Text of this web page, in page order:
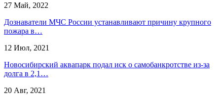
27 Май, 2022
Дознаватели МЧС России устанавливают причину крупного
пожара в…
12 Июл, 2021
Новосибирский аквапарк подал иск о самобанкротстве из-за
долга в 2,1…
20 Авг, 2021